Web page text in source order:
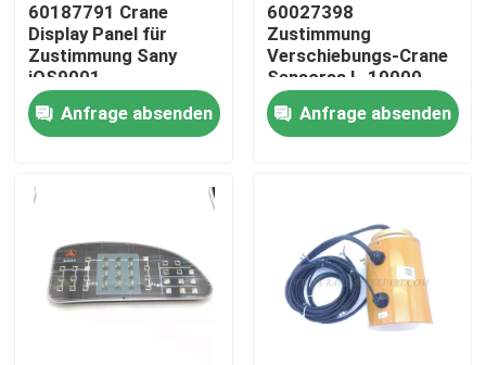
Produkte
Über uns
60187791 Crane
Display Panel für
Zustimmung Sany
iOS9001
Anfrage absenden
60027398
Zustimmung
Verschiebungs-Crane
Sensorss L-10000-
24-C2 IOS9001
Anfrage absenden